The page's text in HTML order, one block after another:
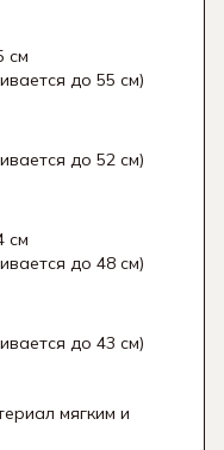
см
до 55 см)
до 52 см)
см
до 48 см)
до 43 см)
мягким и